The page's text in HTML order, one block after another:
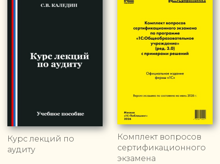
Курс лекций по
аудиту
Комплект вопросов
сертификационного
экзамена